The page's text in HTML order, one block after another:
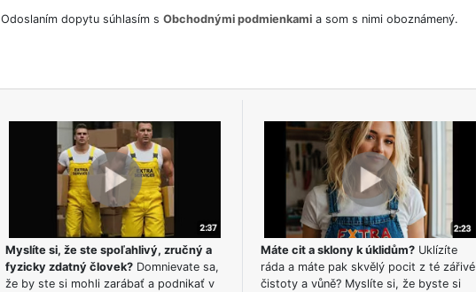
Odoslaním dopytu súhlasím s Obchodnými podmienkamia som s nimi oboznámený.
Myslíte si, že ste spoľahlivý, zručný a
fyzicky zdatný človek?Domnievate sa,
že by ste si mohli zarábať a podnikať v
Máte cit a sklony k úklidům?Uklízíte
ráda a máte pak skvělý pocit z té zářivé
čistoty a vůně? Myslíte si, že byste si